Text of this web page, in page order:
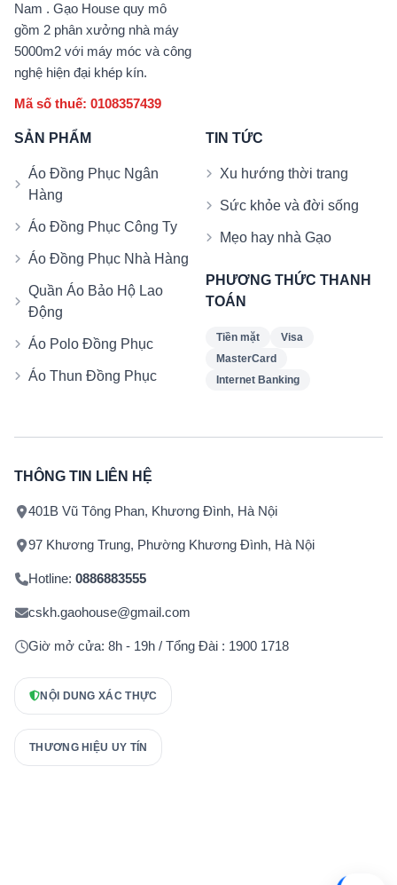
Nam . Gạo House quy mô
gồm 2 phân xưởng nhà máy
5000m2 với máy móc và công
nghệ hiện đại khép kín.
Mã số thuế: 0108357439
SẢN PHẨM
Áo Đồng Phục Ngân
Hàng
Áo Đồng Phục Công Ty
Áo Đồng Phục Nhà Hàng
Quần Áo Bảo Hộ Lao
Động
Áo Polo Đồng Phục
Áo Thun Đồng Phục
TIN TỨC
Xu hướng thời trang
Sức khỏe và đời sống
Mẹo hay nhà Gạo
PHƯƠNG THỨC THANH
TOÁN
Tiền mặt
Visa
MasterCard
Internet Banking
THÔNG TIN LIÊN HỆ
401B Vũ Tông Phan, Khương Đình, Hà Nội
97 Khương Trung, Phường Khương Đình, Hà Nội
Hotline: 0886883555
cskh.gaohouse@gmail.com
Giờ mở cửa: 8h - 19h / Tổng Đài : 1900 1718
NỘI DUNG XÁC THỰC
THƯƠNG HIỆU UY TÍN